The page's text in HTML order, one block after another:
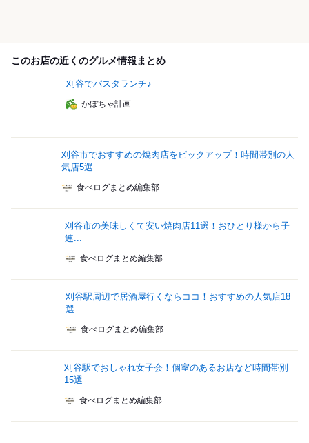
このお店の近くのグルメ情報まとめ
刈谷でパスタランチ♪
かぼちゃ計画
刈谷市でおすすめの焼肉店をピックアップ！時間帯別の人
気店5選
食べログまとめ編集部
刈谷市の美味しくて安い焼肉店11選！おひとり様から子
連...
食べログまとめ編集部
刈谷駅周辺で居酒屋行くならココ！おすすめの人気店18
選
食べログまとめ編集部
刈谷駅でおしゃれ女子会！個室のあるお店など時間帯別
15選
食べログまとめ編集部